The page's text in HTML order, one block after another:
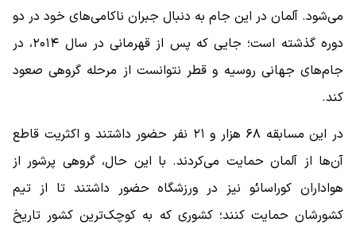
می‌شود. آلمان در این جام به دنبال جبران ناکامی‌های خود در دو
دوره گذشته است؛ جایی که پس از قهرمانی در سال ۲۰۱۴، در
جام‌های جهانی روسیه و قطر نتوانست از مرحله گروهی صعود
کند.
در این مسابقه ۶۸ هزار و ۲۱ نفر حضور داشتند و اکثریت قاطع
آن‌ها از آلمان حمایت می‌کردند. با این حال، گروهی پرشور از
هواداران کوراسائو نیز در ورزشگاه حضور داشتند تا از تیم
کشورشان حمایت کنند؛ کشوری که به کوچک‌ترین کشور تاریخ